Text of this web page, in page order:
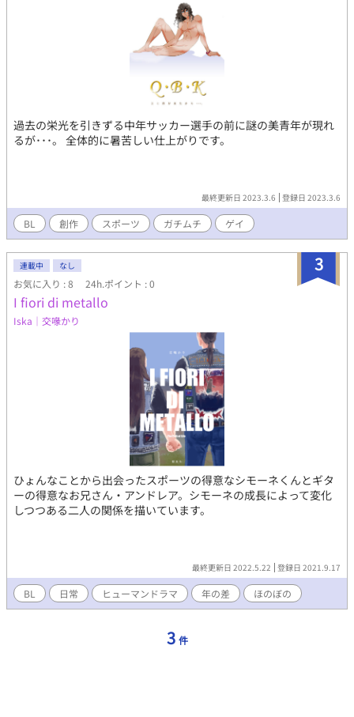
過去の栄光を引きずる中年サッカー選手の前に謎の美青年が現れ
るが･･･。 全体的に暑苦しい仕上がりです。
最終更新日 2023.3.6 登録日 2023.3.6
BL 創作 スポーツ ガチムチ ゲイ
3
連載中 なし
お気に入り : 8 24h.ポイント : 0
I fiori di metallo
Iska｜交喙かり
ひょんなことから出会ったスポーツの得意なシモーネくんとギタ
ーの得意なお兄さん・アンドレア。シモーネの成長によって変化
しつつある二人の関係を描いています。
最終更新日 2022.5.22 登録日 2021.9.17
BL 日常 ヒューマンドラマ 年の差 ほのぼの
3 件